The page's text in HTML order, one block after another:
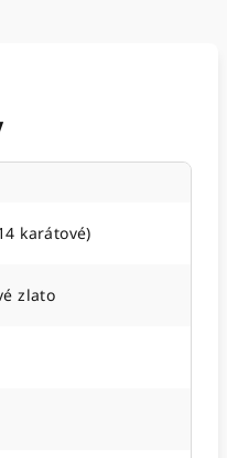
karátové)
zlato